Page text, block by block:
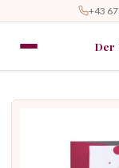
+43
Der